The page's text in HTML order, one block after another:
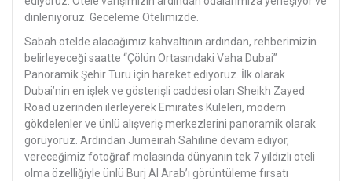
dinleniyoruz. Geceleme Otelimizde.
Sabah otelde alacağımız kahvaltının ardından, rehberimizin
belirleyeceği saatte “Çölün Ortasındaki Vaha Dubai”
Panoramik Şehir Turu için hareket ediyoruz. İlk olarak
Dubai’nin en işlek ve gösterişli caddesi olan Sheikh Zayed
Road üzerinden ilerleyerek Emirates Kuleleri, modern
gökdelenler ve ünlü alışveriş merkezlerini panoramik olarak
görüyoruz. Ardından Jumeirah Sahiline devam ediyor,
vereceğimiz fotoğraf molasında dünyanın tek 7 yıldızlı oteli
olma özelliğiyle ünlü Burj Al Arab’ı görüntüleme fırsatı